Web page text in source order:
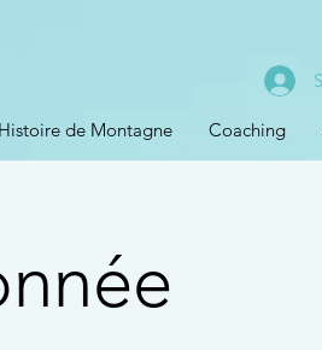
Histoire de Montagne Coaching